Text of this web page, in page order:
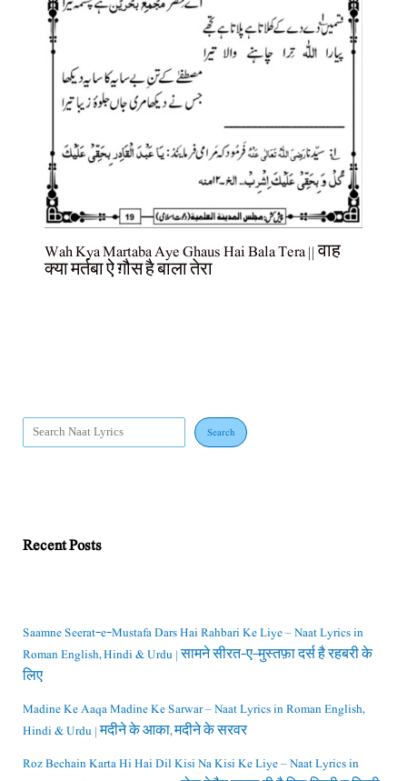
Wah Kya Martaba Aye Ghaus Hai Bala Tera || वाह
क्या मर्तबा ऐ ग़ौस है बाला तेरा
Search
Recent Posts
Saamne Seerat-e-Mustafa Dars Hai Rahbari Ke Liye – Naat Lyrics in
Roman English, Hindi & Urdu | सामने सीरत-ए-मुस्तफ़ा दर्स है रहबरी के
लिए
Madine Ke Aaqa Madine Ke Sarwar – Naat Lyrics in Roman English,
Hindi & Urdu | मदीने के आका, मदीने के सरवर
Roz Bechain Karta Hi Hai Dil Kisi Na Kisi Ke Liye – Naat Lyrics in